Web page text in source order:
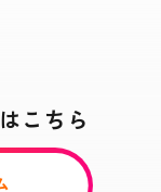
こちら